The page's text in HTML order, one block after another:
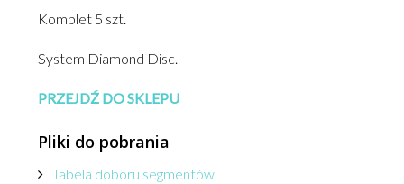
Komplet 5 szt.
System Diamond Disc.
PRZEJDŹ DO SKLEPU
Pliki do pobrania
Tabela doboru segmentów